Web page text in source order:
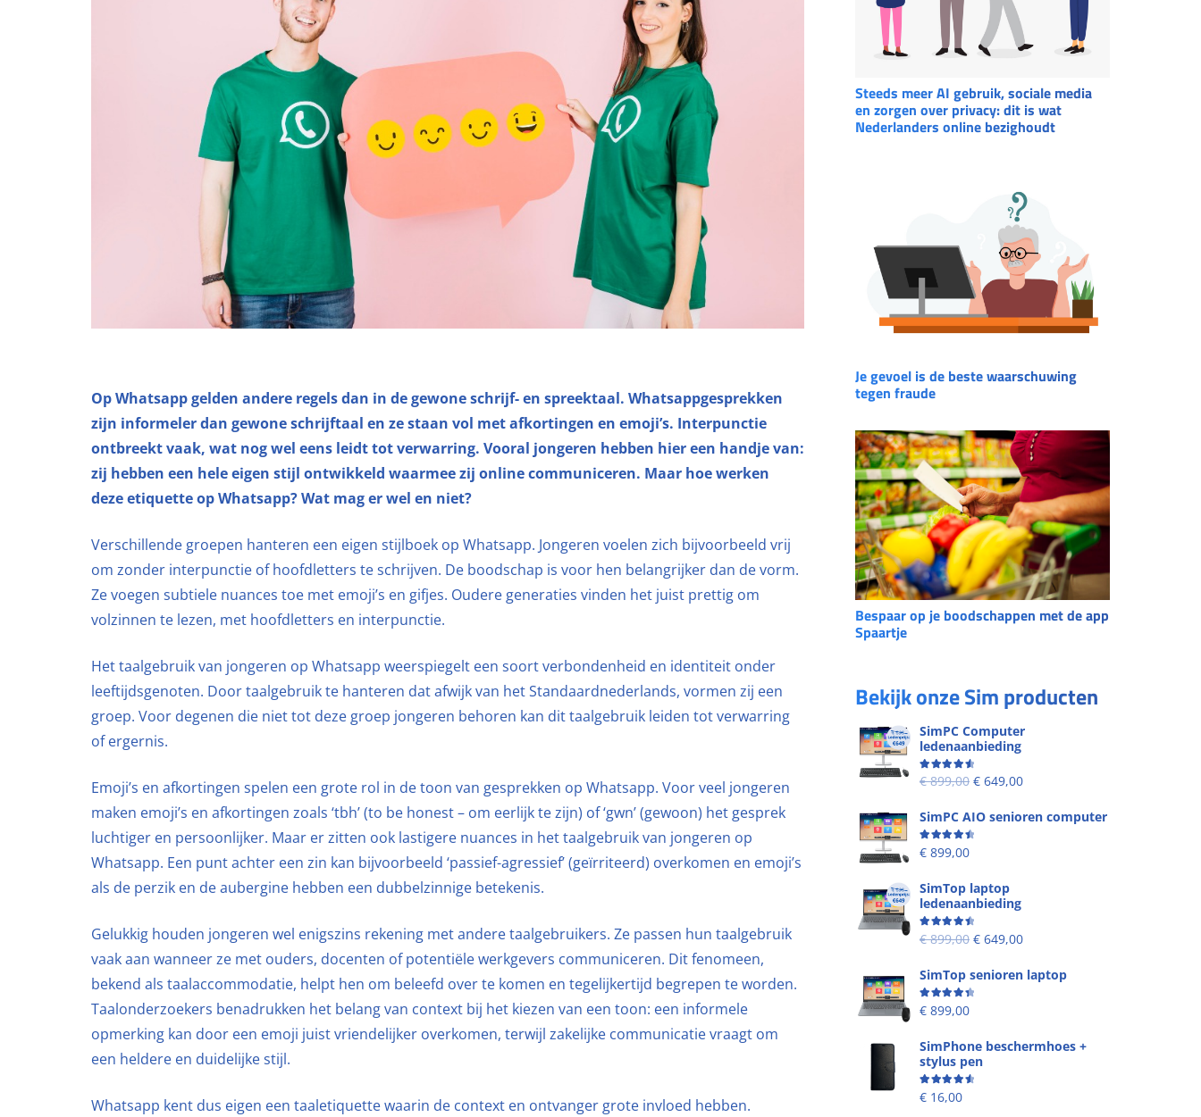
Op Whatsapp gelden andere regels dan in de gewone schrijf- en spreektaal. Whatsappgesprekken
zijn informeler dan gewone schrijftaal en ze staan vol met afkortingen en emoji’s. Interpunctie
ontbreekt vaak, wat nog wel eens leidt tot verwarring. Vooral jongeren hebben hier een handje van:
zij hebben een hele eigen stijl ontwikkeld waarmee zij online communiceren. Maar hoe werken
deze etiquette op Whatsapp? Wat mag er wel en niet?
Verschillende groepen hanteren een eigen stijlboek op Whatsapp. Jongeren voelen zich bijvoorbeeld vrij
om zonder interpunctie of hoofdletters te schrijven. De boodschap is voor hen belangrijker dan de vorm.
Ze voegen subtiele nuances toe met emoji’s en gifjes. Oudere generaties vinden het juist prettig om
volzinnen te lezen, met hoofdletters en interpunctie.
Het taalgebruik van jongeren op Whatsapp weerspiegelt een soort verbondenheid en identiteit onder
leeftijdsgenoten. Door taalgebruik te hanteren dat afwijk van het Standaardnederlands, vormen zij een
groep. Voor degenen die niet tot deze groep jongeren behoren kan dit taalgebruik leiden tot verwarring
of ergernis.
Emoji’s en afkortingen spelen een grote rol in de toon van gesprekken op Whatsapp. Voor veel jongeren
maken emoji’s en afkortingen zoals ‘tbh’ (to be honest – om eerlijk te zijn) of ‘gwn’ (gewoon) het gesprek
luchtiger en persoonlijker. Maar er zitten ook lastigere nuances in het taalgebruik van jongeren op
Whatsapp. Een punt achter een zin kan bijvoorbeeld ‘passief-agressief’ (geïrriteerd) overkomen en emoji’s
als de perzik en de aubergine hebben een dubbelzinnige betekenis.
Gelukkig houden jongeren wel enigszins rekening met andere taalgebruikers. Ze passen hun taalgebruik
vaak aan wanneer ze met ouders, docenten of potentiële werkgevers communiceren. Dit fenomeen,
bekend als taalaccommodatie, helpt hen om beleefd over te komen en tegelijkertijd begrepen te worden.
Taalonderzoekers benadrukken het belang van context bij het kiezen van een toon: een informele
opmerking kan door een emoji juist vriendelijker overkomen, terwijl zakelijke communicatie vraagt om
een heldere en duidelijke stijl.
Whatsapp kent dus eigen een taaletiquette waarin de context en ontvanger grote invloed hebben.
Steeds meer AI gebruik, sociale media
en zorgen over privacy: dit is wat
Nederlanders online bezighoudt
Je gevoel is de beste waarschuwing
tegen fraude
Bespaar op je boodschappen met de app
Spaartje
Bekijk onze Sim producten
SimPC Computer
ledenaanbieding
Beoordeling 4.60uit 5
€899,00 € 649,00
SimPC AIO senioren computer
Beoordeling
€ 899,00
SimTop laptop
ledenaanbieding
Beoordeling 4.53uit 5
€899,00 € 649,00
SimTop senioren laptop
Beoordeling
€ 899,00
SimPhone beschermhoes +
stylus pen
Beoordeling
€ 16,00